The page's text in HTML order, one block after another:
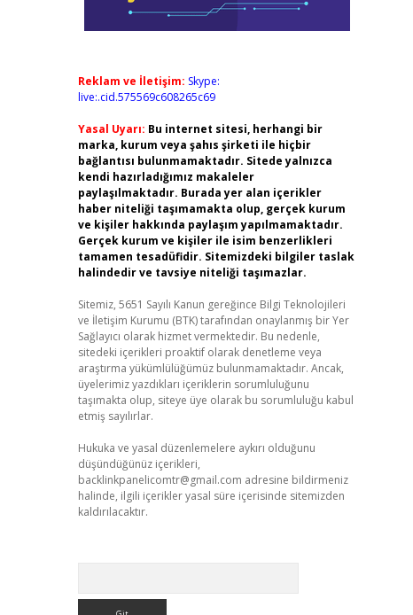
Reklam ve İletişim: Skype:
live:.cid.575569c608265c69
Yasal Uyarı: Bu internet sitesi, herhangi bir
marka, kurum veya şahıs şirketi ile hiçbir
bağlantısı bulunmamaktadır. Sitede yalnızca
kendi hazırladığımız makaleler
paylaşılmaktadır. Burada yer alan içerikler
haber niteliği taşımamakta olup, gerçek kurum
ve kişiler hakkında paylaşım yapılmamaktadır.
Gerçek kurum ve kişiler ile isim benzerlikleri
tamamen tesadüfidir. Sitemizdeki bilgiler taslak
halindedir ve tavsiye niteliği taşımazlar.
Sitemiz, 5651 Sayılı Kanun gereğince Bilgi Teknolojileri
ve İletişim Kurumu (BTK) tarafından onaylanmış bir Yer
Sağlayıcı olarak hizmet vermektedir. Bu nedenle,
sitedeki içerikleri proaktif olarak denetleme veya
araştırma yükümlülüğümüz bulunmamaktadır. Ancak,
üyelerimiz yazdıkları içeriklerin sorumluluğunu
taşımakta olup, siteye üye olarak bu sorumluluğu kabul
etmiş sayılırlar.
Hukuka ve yasal düzenlemelere aykırı olduğunu
düşündüğünüz içerikleri,
backlinkpanelicomtr@gmail.com adresine bildirmeniz
halinde, ilgili içerikler yasal süre içerisinde sitemizden
kaldırılacaktır.